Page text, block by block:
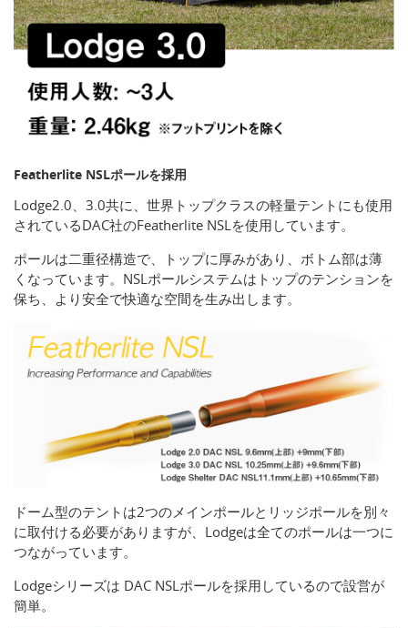
Featherlite NSLポールを採用
Lodge2.0、3.0共に、世界トップクラスの軽量テントにも使用
されているDAC社のFeatherlite NSLを使用しています。
ポールは二重径構造で、トップに厚みがあり、ボトム部は薄
くなっています。NSLポールシステムはトップのテンションを
保ち、より安全で快適な空間を生み出します。
ドーム型のテントは2つのメインポールとリッジポールを別々
に取付ける必要がありますが、Lodgeは全てのポールは一つに
つながっています。
Lodgeシリーズは DAC NSLポールを採用しているので設営が
簡単。